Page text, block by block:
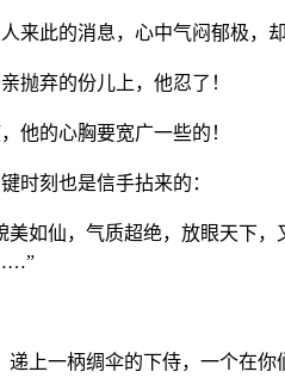
此的消息，心中气闷郁极，
抛弃的份儿上，他忍了！
他的心胸要宽广一些的！
时刻也是信手拈来的：
如仙，气质超绝，放眼天下
一柄绸伞的下侍，一个在你